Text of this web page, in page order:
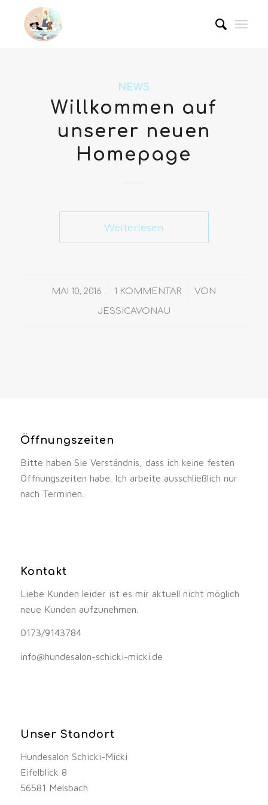
NEWS
Willkommen auf
unserer neuen
Homepage
Weiterlesen
MAI 10, 2016
/ 1 KOMMENTAR
/ VON
JESSICAVONAU
Öffnungszeiten
Bitte haben Sie Verständnis, dass ich keine festen
Öffnungszeiten habe. Ich arbeite ausschließlich nur
nach Terminen.
Kontakt
Liebe Kunden leider ist es mir aktuell nicht möglich
neue Kunden aufzunehmen.
0173/9143784
info@hundesalon-schicki-micki.de
Unser Standort
Hundesalon Schicki-Micki
Eifelblick 8
56581 Melsbach